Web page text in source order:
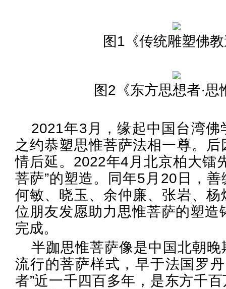
图1《传统雕塑佛
图2《东方思想者·思
2021年3月，缘起中国台湾佛
之约恭塑思惟菩萨法相一尊。
情后延。2022年4月北京柏大镭
菩萨”的塑造。同年5月20日，
何敏、晓玉、余仲廉、张岩、
位朋友发愿助力思惟菩萨的塑造
完成。
半跏思惟菩萨像是中国北朝
流行的菩萨样式，早于法国罗
者”近一千四百多年，是东方千